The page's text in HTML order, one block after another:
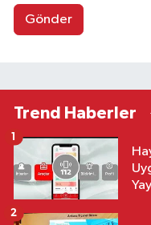
Gönder
Trend Haberler
1
2